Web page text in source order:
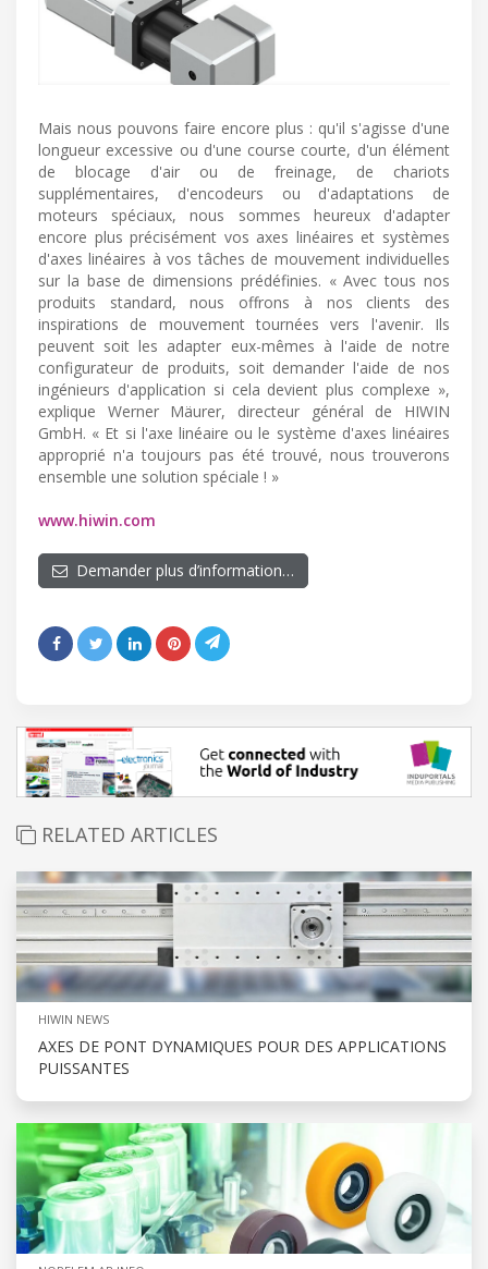
Mais nous pouvons faire encore plus : qu'il s'agisse d'une
longueur excessive ou d'une course courte, d'un élément
de blocage d'air ou de freinage, de chariots
supplémentaires, d'encodeurs ou d'adaptations de
moteurs spéciaux, nous sommes heureux d'adapter
encore plus précisément vos axes linéaires et systèmes
d'axes linéaires à vos tâches de mouvement individuelles
sur la base de dimensions prédéfinies. « Avec tous nos
produits standard, nous offrons à nos clients des
inspirations de mouvement tournées vers l'avenir. Ils
peuvent soit les adapter eux-mêmes à l'aide de notre
configurateur de produits, soit demander l'aide de nos
ingénieurs d'application si cela devient plus complexe »,
explique Werner Mäurer, directeur général de HIWIN
GmbH. « Et si l'axe linéaire ou le système d'axes linéaires
approprié n'a toujours pas été trouvé, nous trouverons
ensemble une solution spéciale ! »
www.hiwin.com
Demander plus d’information…
RELATED ARTICLES
HIWIN NEWS
AXES DE PONT DYNAMIQUES POUR DES APPLICATIONS
PUISSANTES